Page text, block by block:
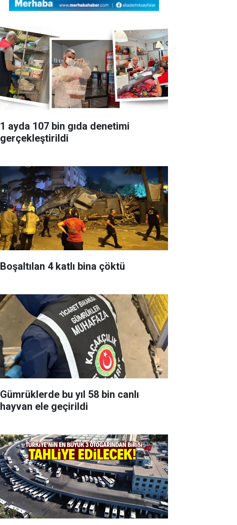
1 ayda 107 bin gıda denetimi
gerçekleştirildi
Boşaltılan 4 katlı bina çöktü
Gümrüklerde bu yıl 58 bin canlı
hayvan ele geçirildi